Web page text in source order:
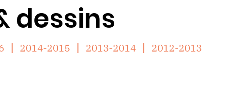
dessins
2014-2015 2013-2014 2012-2013